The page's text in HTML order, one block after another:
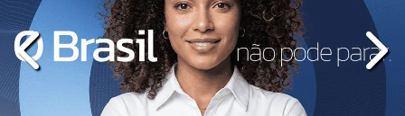
templates.template-